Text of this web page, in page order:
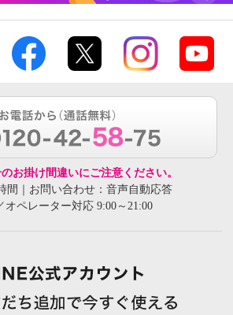
お掛け間違いにご注意ください。
間｜お問い合わせ：音声自動応答
オペレーター対応 9:00～21:00